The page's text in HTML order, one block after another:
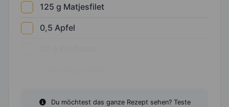
125 g Matjesfilet
0,5 Apfel
Du möchtest das ganze Rezept sehen? Teste